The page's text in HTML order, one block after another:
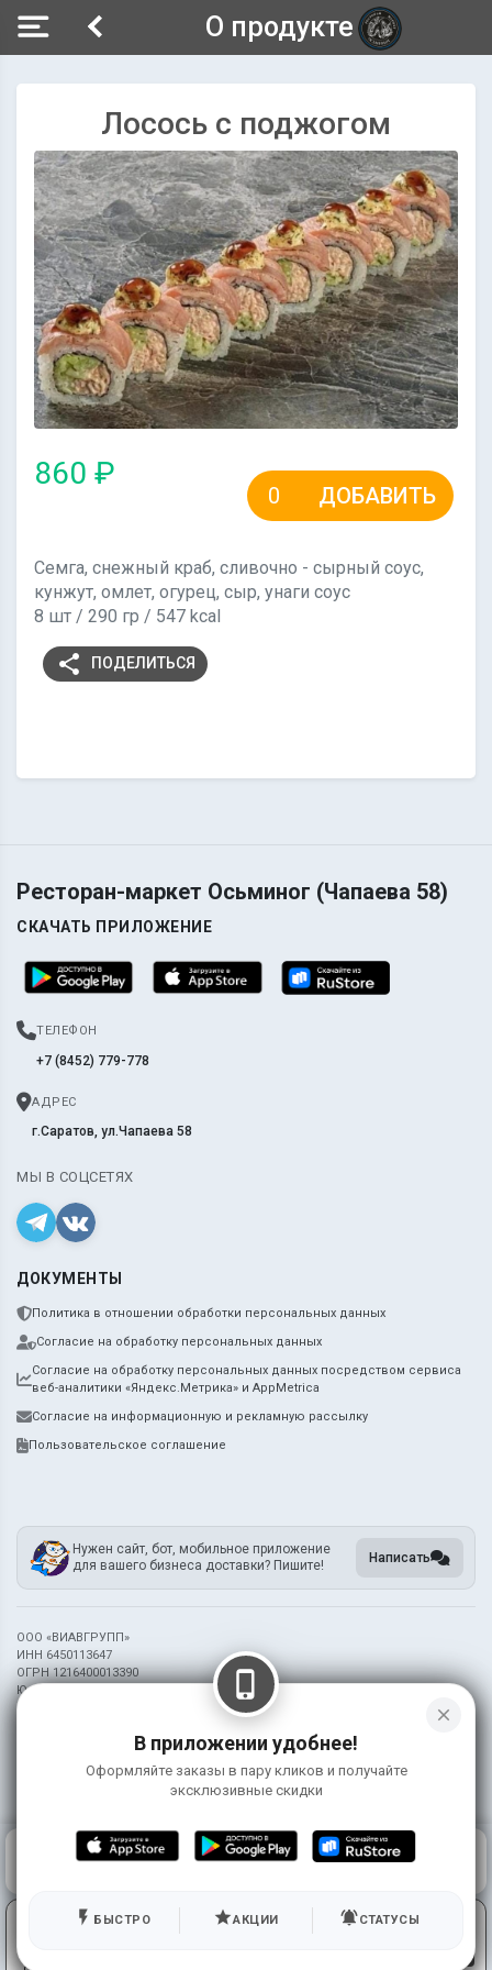
О продукте
Лосось с поджогом
860 ₽
ДОБАВИТЬ
Семга, снежный краб, сливочно - сырный соус,
кунжут, омлет, огурец, сыр, унаги соус
8 шт / 290 гр / 547 kcal
share ПОДЕЛИТЬСЯ
Ресторан-маркет Осьминог (Чапаева 58)
СКАЧАТЬ ПРИЛОЖЕНИЕ
ТЕЛЕФОН
+7 (8452) 779-778
АДРЕС
г.Саратов, ул.Чапаева 58
МЫ В СОЦСЕТЯХ
ДОКУМЕНТЫ
Политика в отношении обработки персональных данных
Согласие на обработку персональных данных
Согласие на обработку персональных данных посредством сервиса
веб-аналитики «Яндекс.Метрика» и AppMetrica
Согласие на информационную и рекламную рассылку
Пользовательское соглашение
Нужен сайт, бот, мобильное приложение
для вашего бизнеса доставки? Пишите!
Написать
ООО «ВИАВГРУПП»
ИНН 6450113647
ОГРН 1216400013390
Юридический адрес: 410002, г. Саратов ул. ИМ. Лермонтова М.Ю., зд.37
Информация на сайте носит справочный характер и не является публичной
2026 Ресторан Маркет Осьминог (Чапаева 58)
ГЛАВНАЯ
КОРЗИНА
0 ₽ ВОЙТИ
Используя сервис, вы принимаете условия
close
phone_iphone
В приложении удобнее!
Оформляйте заказы в пару кликов и получайте
эксклюзивные скидки
flash_on БЫСТРО starАКЦИИ notifications_activeСТАТУСЫ